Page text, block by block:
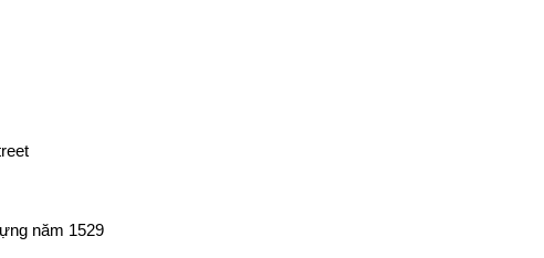
năm 1529